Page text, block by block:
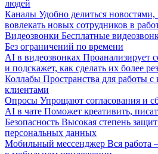
людей
Каналы Удобно делиться
вовлекать новых сотрудников в
Видеозвонки Бесплатные
Без ограничений по времени
AI в видеозвонках Проанализирует
и подскажет, как сделать их более
Коллабы Пространства для работы
клиентами
Опросы Упрощают согласования и
AI в чате Поможет креативить,
Безопасность Высокая степень
персональных данных
Мобильный мессенджер Вся